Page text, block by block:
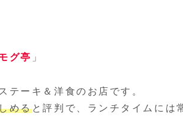
グ亭 」
テーキ＆洋食のお店です。
めると評判で、ランチタイムには